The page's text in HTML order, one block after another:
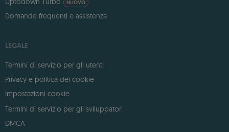
NUOVO
Domande frequenti e assistenza
LEGALE
Termini di servizio per gli utenti
Privacy e politica dei cookie
Impostazioni cookie
Termini di servizio per gli sviluppatori
DMCA